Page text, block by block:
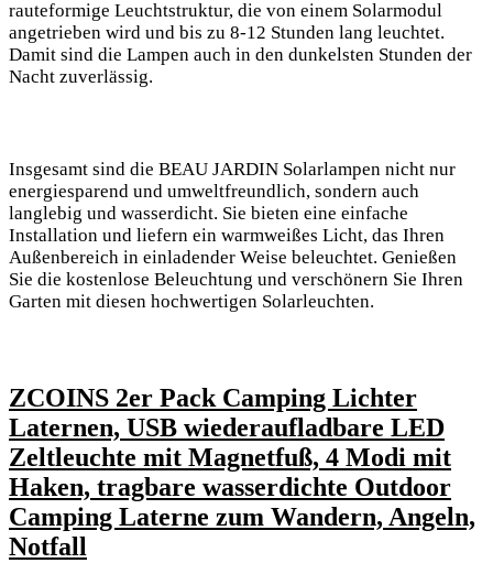
rauteformige Leuchtstruktur, die von einem Solarmodul
angetrieben wird und ‍bis zu 8-12 Stunden lang leuchtet.
Damit sind die ⁢Lampen auch in den dunkelsten Stunden der
Nacht zuverlässig.
Insgesamt sind die BEAU JARDIN Solarlampen ⁤nicht⁤ nur
energiesparend und umweltfreundlich, sondern ⁣auch
langlebig und wasserdicht. Sie bieten eine einfache
Installation ⁣und liefern​ ein warmweißes Licht, ​das Ihren
Außenbereich in einladender ‍Weise beleuchtet. ​Genießen
Sie die kostenlose Beleuchtung und verschönern Sie Ihren
Garten mit diesen hochwertigen Solarleuchten.
ZCOINS 2er Pack Camping Lichter
Laternen, USB ‍wiederaufladbare LED
Zeltleuchte mit ⁣Magnetfuß, ⁤4 Modi mit
Haken, tragbare wasserdichte⁢ Outdoor
Camping Laterne zum Wandern, Angeln,
Notfall